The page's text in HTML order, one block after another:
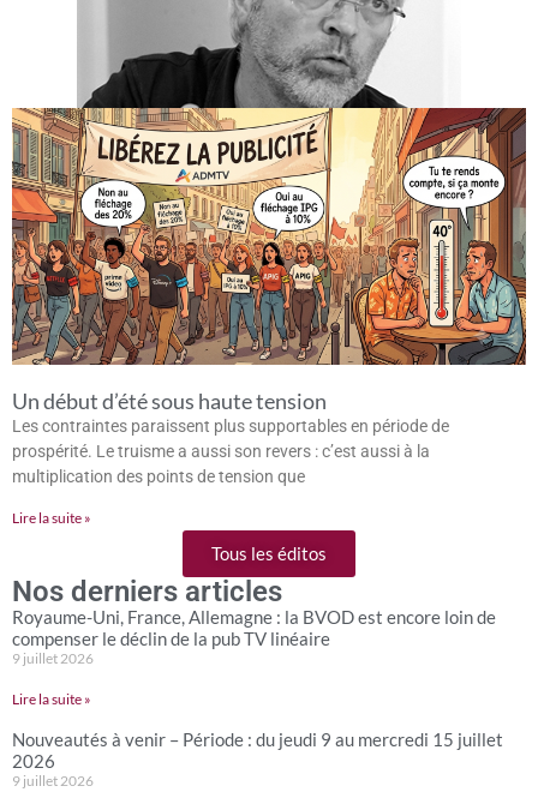
Un début d’été sous haute tension
Les contraintes paraissent plus supportables en période de
prospérité. Le truisme a aussi son revers : c’est aussi à la
multiplication des points de tension que
Lire la suite »
Tous les éditos
Nos derniers articles
Royaume-Uni, France, Allemagne : la BVOD est encore loin de
compenser le déclin de la pub TV linéaire
9 juillet 2026
Lire la suite »
Nouveautés à venir – Période : du jeudi 9 au mercredi 15 juillet
2026
9 juillet 2026